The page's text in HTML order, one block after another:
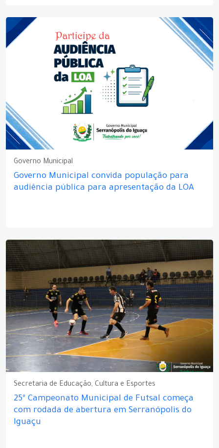
Governo Municipal
Governo Municipal convida população para
audiência pública para apresentação da LOA
Secretaria de Educação, Cultura e Esportes
25º Campeonato Municipal de Futsal começa
com rodada de abertura em Serranópolis do
Iguaçu